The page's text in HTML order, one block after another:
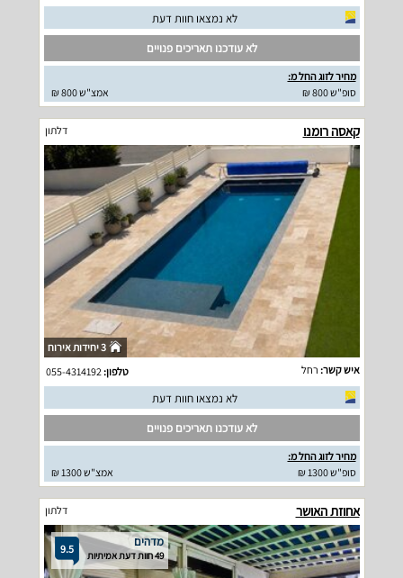
לא נמצאו חוות דעת
לא עודכנו תאריכים פנויים
מחיר לזוג החל מ:
סופ"ש 800 ₪
אמצ"ש 800 ₪
קאסה רומנו דלתון
3 יחידות אירוח
איש קשר: רחל טלפון:
לא נמצאו חוות דעת
לא עודכנו תאריכים פנויים
מחיר לזוג החל מ:
סופ"ש 1300 ₪
אמצ"ש 1300 ₪
אחוזת האושר דלתון
9.5 מדהים
49 חוות דעת אמיתיות